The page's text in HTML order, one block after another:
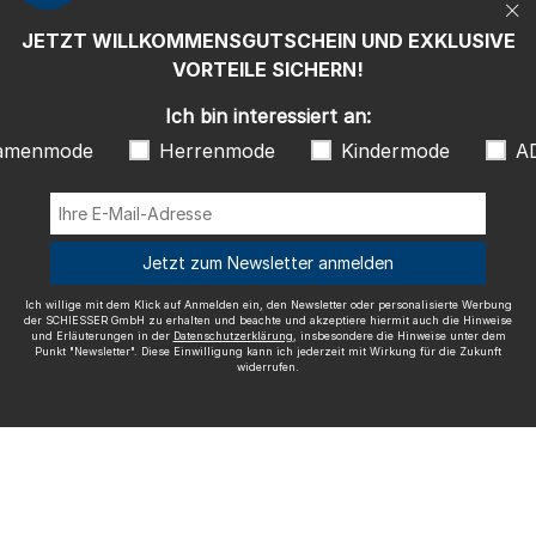
"Newsletter". Diese Einwilligung kann ich jederzeit mit Wirkung für die
Wir versenden mit
Ausgezeichnete Qualität
Mehr Informationen zu unseren Bewertungen
JETZT WILLKOMMENSGUTSCHEIN UND EXKLUSIVE
VORTEILE SICHERN!
Ich bin interessiert an:
Herrenmode Kindermode
Jetzt zum Newsletter anmelden
Ich willige mit dem Klick auf Anmelden ein, den Newsletter oder personalisierte Werbung
der SCHIESSER GmbH zu erhalten und beachte und akzeptiere hiermit auch die Hinweise
und Erläuterungen in der Datenschutzerklärung , insbesondere die Hinweise unter dem
Punkt "Newsletter". Diese Einwilligung kann ich jederzeit mit Wirkung für die Zukunft
widerrufen.